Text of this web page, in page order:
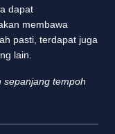
dapat
membawa
pasti, terdapat juga
lain.
sepanjang tempoh